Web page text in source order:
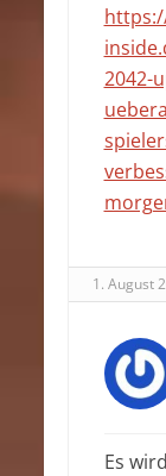
2042-
1. August
Es